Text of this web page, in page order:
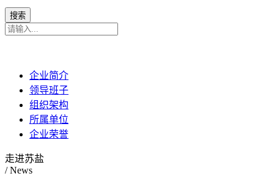
企业简介
领导班子
组织架构
所属单位
企业荣誉
走进苏盐
/ News